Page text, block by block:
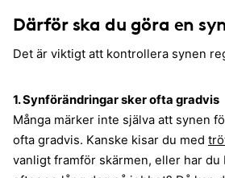
Därför ska du göra en
Det är viktigt att kontrollera synen
1. Synförändringar sker ofta gradvis
Många märker inte själva att synen
ofta gradvis. Kanske kisar du med
vanligt framför skärmen, eller har du